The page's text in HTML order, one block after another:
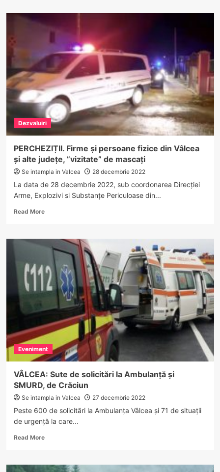
Un
Râmnicu
Vâlcea,
în
atenția
Protecției
Consumatorului.
Oprire
temporară
a
prestării
Dezvaluiri
PERCHEZIȚII. Firme și persoane fizice din Vâlcea
și alte județe, ”vizitate” de mascați
Se intampla in Valcea 28 decembrie 2022
La data de 28 decembrie 2022, sub coordonarea Direcției
Arme, Explozivi si Substanțe Periculoase din...
Read MoreRead
PERCHEZIȚII.
Firme
persoane
fizice
din
Vâlcea
alte
județe,
”vizitate”
mascați
Eveniment
VÂLCEA: Sute de solicitări la Ambulanță și
SMURD, de Crăciun
Se intampla in Valcea 27 decembrie 2022
Peste 600 de solicitări la Ambulanța Vâlcea și 71 de situații
de urgență la care...
Read MoreRead
VÂLCEA: